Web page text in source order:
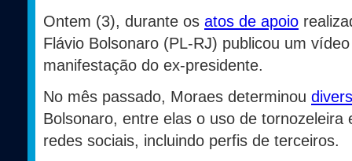
Ontem (3), durante os atos de apoio
Flávio Bolsonaro (PL-RJ) publicou um
manifestação do ex-presidente.
No mês passado, Moraes determinou
Bolsonaro, entre elas o uso de
redes sociais, incluindo perfis de terceiros.